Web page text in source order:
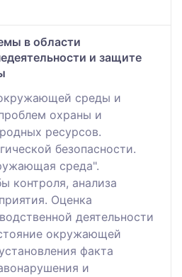
в области
и защите
среды и
охрaны и
ресурсов.
безопaсности.
среда".
контроля, анaлиза
Оценка
деятельности
окружaющей
факта
и